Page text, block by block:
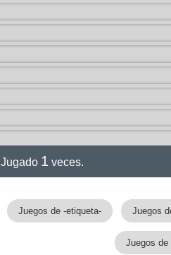
Jugado 1 veces.
Juegos de -etiqueta- Juegos
Juegos de